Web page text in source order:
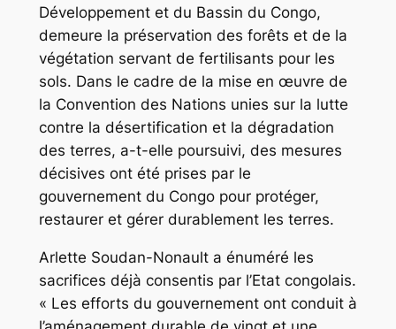
Développement et du Bassin du Congo,
demeure la préservation des forêts et de la
végétation servant de fertilisants pour les
sols. Dans le cadre de la mise en œuvre de
la Convention des Nations unies sur la lutte
contre la désertification et la dégradation
des terres, a-t-elle poursuivi, des mesures
décisives ont été prises par le
gouvernement du Congo pour protéger,
restaurer et gérer durablement les terres.
Arlette Soudan-Nonault a énuméré les
sacrifices déjà consentis par l’Etat congolais.
« Les efforts du gouvernement ont conduit à